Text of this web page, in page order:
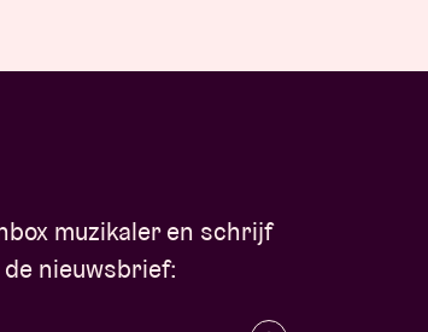
muzikaler en schrijf
nieuwsbrief: